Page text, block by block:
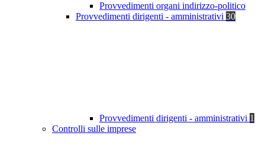
Provvedimenti organi indirizzo-politico
Provvedimenti dirigenti - amministrativi 30
Provvedimenti dirigenti - amministrativi 1
Controlli sulle imprese